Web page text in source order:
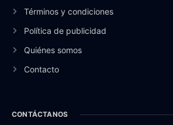
Términos y condiciones
Política de publicidad
Quiénes somos
Contacto
CONTÁCTANOS